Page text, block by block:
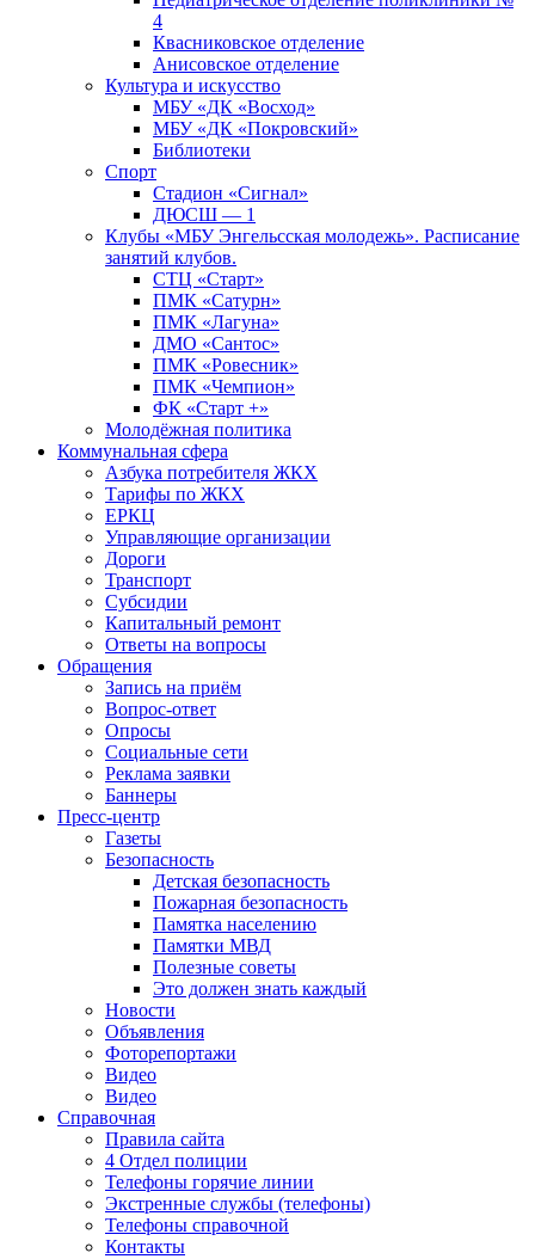
4
Квасниковское отделение
Анисовское отделение
Культура и искусство
МБУ «ДК «Восход»
МБУ «ДК «Покровский»
Библиотеки
Спорт
Стадион «Сигнал»
ДЮСШ — 1
Клубы «МБУ Энгельсская молодежь». Расписание
занятий клубов.
СТЦ «Старт»
ПМК «Сатурн»
ПМК «Лагуна»
ДМО «Сантос»
ПМК «Ровесник»
ПМК «Чемпион»
ФК «Старт +»
Молодёжная политика
Коммунальная сфера
Азбука потребителя ЖКХ
Тарифы по ЖКХ
ЕРКЦ
Управляющие организации
Дороги
Транспорт
Субсидии
Капитальный ремонт
Ответы на вопросы
Обращения
Запись на приём
Вопрос-ответ
Опросы
Социальные сети
Реклама заявки
Баннеры
Пресс-центр
Газеты
Безопасность
Детская безопасность
Пожарная безопасность
Памятка населению
Памятки МВД
Полезные советы
Это должен знать каждый
Новости
Объявления
Фоторепортажи
Видео
Видео
Справочная
Правила сайта
4 Отдел полиции
Телефоны горячие линии
Экстренные службы (телефоны)
Телефоны справочной
Контакты